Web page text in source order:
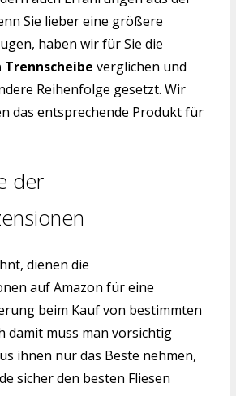
Sie lieber eine größere
haben wir für Sie die
Trennscheibe verglichen und
Reihenfolge gesetzt. Wir
das entsprechende Produkt für
der
dienen die
auf Amazon für eine
beim Kauf von bestimmten
damit muss man vorsichtig
ihnen nur das Beste nehmen,
sicher den besten Fliesen